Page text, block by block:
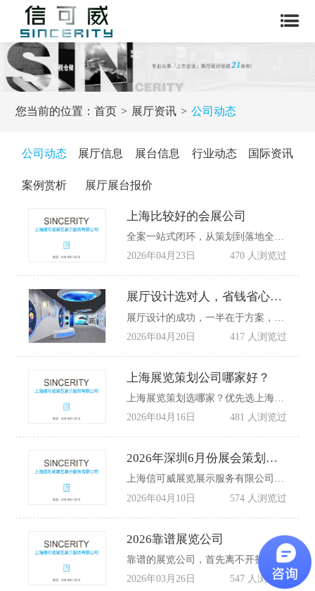
您当前的位置：首页 展厅资讯 公司动态
公司动态 展厅信息 展台信息 行业动态 国际资讯
案例赏析 展厅展台报价
上海比较好的会展公司
2026年04月23日
470 人浏览过
展厅设计选对人，省钱省心更出彩
2026年04月20日
417 人浏览过
上海展览策划公司哪家好？
2026年04月16日
481 人浏览过
2026年深圳6月份展会策划排期表
上海信可威展览展示服务有限公司专业从事展览展厅设计、展会展台设计、展位布展的展览服务,同时提供快闪店搭建，承接大小型展会布展，作为展览展会搭建公司致力为客户提供各个城市的一站式会展设计搭建服务。如果您需要做展台搭建设计，欢迎致电信可威展览.
2026年04月10日
574 人浏览过
2026靠谱展览公司
靠谱的展览公司，首先离不开扎实的资质与完善的服务体系。上海信可威成立于2004年，注册资本1800万元，是经正规注册的专业展览服务商，经营状态稳定，具备住宅室内装饰装修等相关许可资质，合规经营有保障。
2026年03月26日
547 人浏览过